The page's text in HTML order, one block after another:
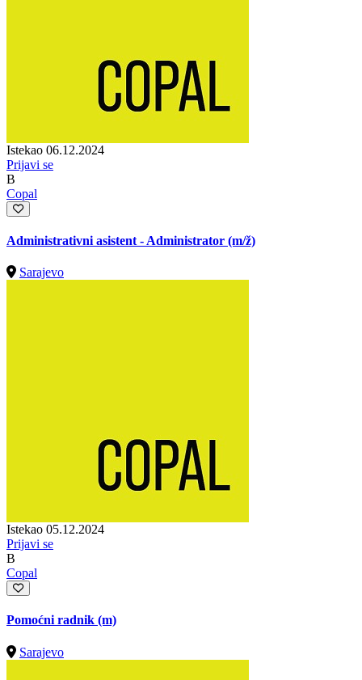
Istekao 06.12.2024
Prijavi se
B
Copal
Administrativni asistent - Administrator (m/ž)
Sarajevo
Istekao 05.12.2024
Prijavi se
B
Copal
Pomoćni radnik (m)
Sarajevo